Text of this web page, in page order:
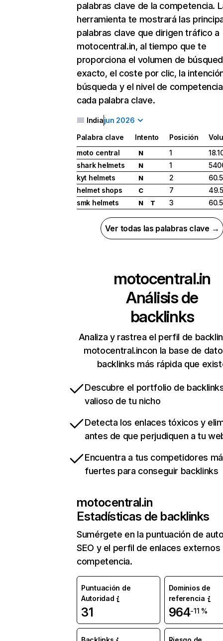
palabras clave de la competencia.
herramienta te mostrará las
palabras clave que dirigen tráfico a
motocentral.in, al tiempo que te
proporciona el volumen de
exacto, el coste por clic, la
búsqueda y el nivel de
cada palabra clave.
Indiajun 2026
Palabra clave Intento Posición
moto central
N 1
shark helmets
N 1
kyt helmets
N 2
helmet shops
C 7
smk helmets
N T 3
Ver todas las palabras clave →
motocentral.in
Análisis de
backlinks
Analiza y rastrea el perfil de
motocentral.incon la base de
backlinks más rápida que
Descubre el portfolio de
valioso de tu nicho
Detecta los enlaces tóxicos y
antes de que perjudiquen a tu
Encuentra a tus competidores
fuertes para conseguir backlinks
motocentral.in
Estadísticas de backlinks
Sumérgete en la puntuación de
SEO y el perfil de enlaces externos
competencia.
Puntuación de
Autoridad
31
Dominios de
referencia
964-11 %